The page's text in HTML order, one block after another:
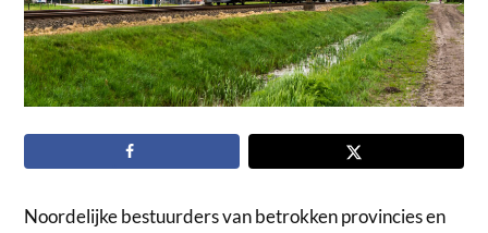
Noordelijke bestuurders van betrokken provincies en